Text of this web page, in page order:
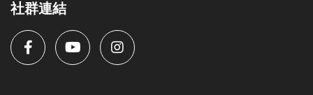
社群連結